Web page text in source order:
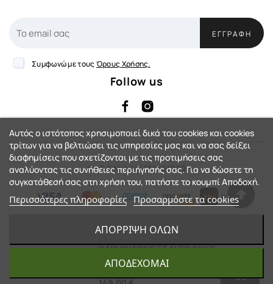
GARMIN DRIVE 53 AUTO DRIVE
HELLAS - 6 ΆΤΟΚΕΣ ΔΌΣΕΙΣ
ΕΓΓΡΑΦΉ
Συμφωνώ με τους Όρους Χρήσης.
Follow us
Αρ. Γ.Ε.ΜΗ: 144735401000
Αυτός ο ιστότοπος χρησιμοποιεί δικά του cookies και cookies
τρίτων για να βελτιώσει τις υπηρεσίες μας και να σας δείξει
διαφημίσεις που σχετίζονται με τις προτιμήσεις σας
αναλύοντας τις συνήθειες περιήγησής σας. Για να δώσετε τη
συγκατάθεσή σας στη χρήση του, πατήστε το κουμπί Αποδοχή.
Περισσότερες πληροφορίες Προσαρμόστε τα cookies
ΑΠΌΡΡΙΨΗ ΌΛΩΝ
ΑΠΟΔΈΧΟΜΑΙ
© 2023 - Action-Country™. All Rights
Reserved.
eShop by Synergic Software